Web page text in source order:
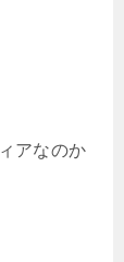
アなのか